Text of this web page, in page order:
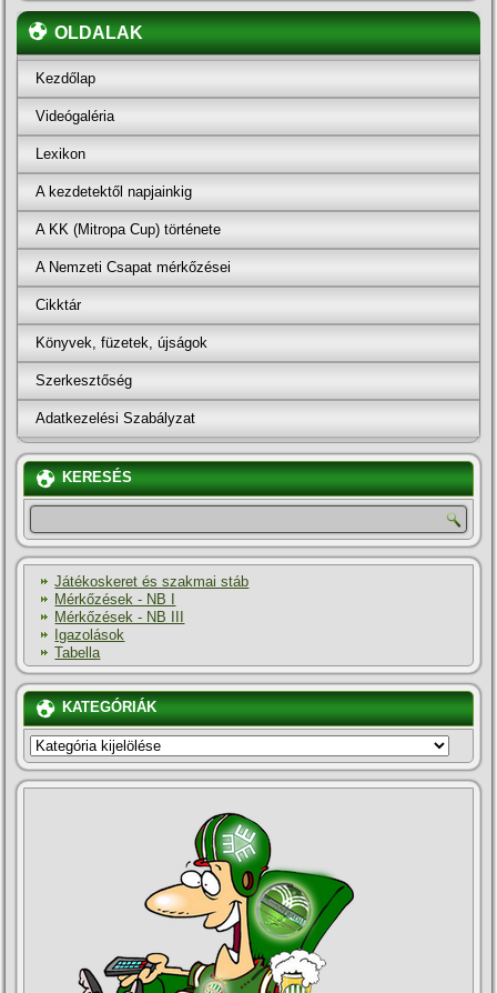
OLDALAK
Kezdőlap
Videógaléria
Lexikon
A kezdetektől napjainkig
A KK (Mitropa Cup) története
A Nemzeti Csapat mérkőzései
Cikktár
Könyvek, füzetek, újságok
Szerkesztőség
Adatkezelési Szabályzat
KERESÉS
Játékoskeret és szakmai stáb
Mérkőzések - NB I
Mérkőzések - NB III
Igazolások
Tabella
KATEGÓRIÁK
KATEGÓRIÁK